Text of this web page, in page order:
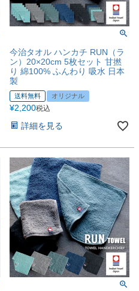
今治タオル ハンカチ RUN（ラ
ン）20×20cm 5枚セット 甘撚
り 綿100% ふんわり 吸水 日本
製
送料無料 オリジナル
¥2,200税込
詳細を見る